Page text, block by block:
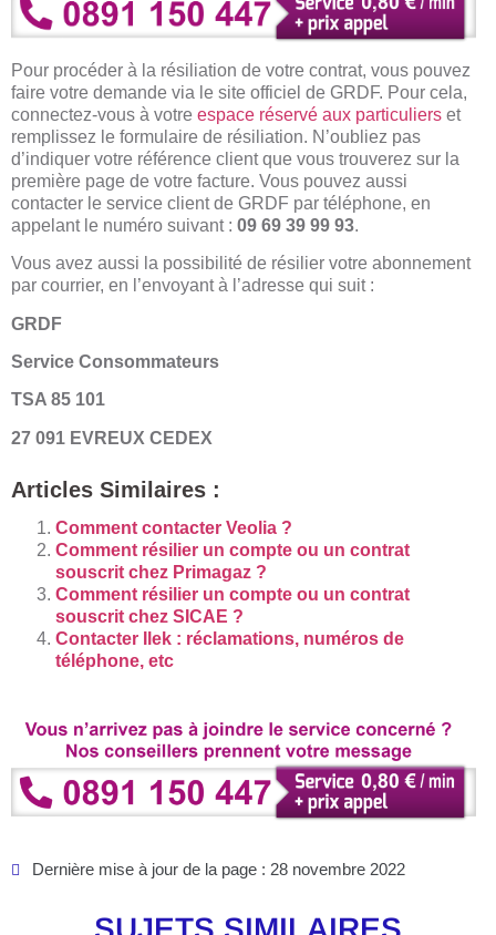
Pour procéder à la résiliation de votre contrat, vous pouvez
faire votre demande via le site officiel de GRDF. Pour cela,
connectez-vous à votre espace réservé aux particuliers et
remplissez le formulaire de résiliation. N’oubliez pas
d’indiquer votre référence client que vous trouverez sur la
première page de votre facture. Vous pouvez aussi
contacter le service client de GRDF par téléphone, en
appelant le numéro suivant : 09 69 39 99 93.
Vous avez aussi la possibilité de résilier votre abonnement
par courrier, en l’envoyant à l’adresse qui suit :
GRDF
Service Consommateurs
TSA 85 101
27 091 EVREUX CEDEX
Articles Similaires :
Comment contacter Veolia ?
Comment résilier un compte ou un contrat
souscrit chez Primagaz ?
Comment résilier un compte ou un contrat
souscrit chez SICAE ?
Contacter Ilek : réclamations, numéros de
téléphone, etc
Dernière mise à jour de la page : 28 novembre 2022